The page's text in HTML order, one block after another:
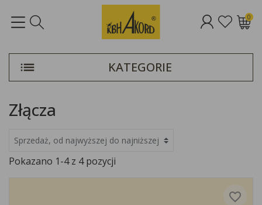
0
KATEGORIE
Złącza
Pokazano 1-4 z 4 pozycji
favorite_border